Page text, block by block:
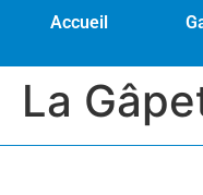
Accueil
La